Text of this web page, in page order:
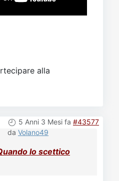
alla
5 Anni 3 Mesi fa #43577
da Volano49
lo scettico